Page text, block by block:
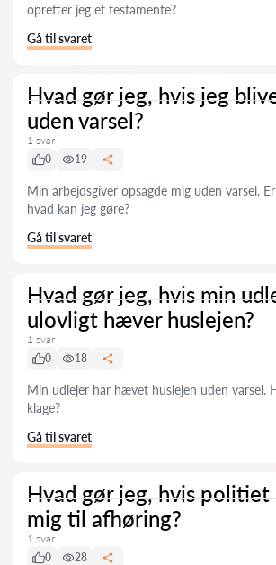
opretter jeg et testamente?
Gå til svaret
Hvad gør jeg, hvis jeg
uden varsel?
1 svar
0
19
Min arbejdsgiver opsagde mig uden varsel.
hvad kan jeg gøre?
Gå til svaret
Hvad gør jeg, hvis min
ulovligt hæver huslejen?
1 svar
0
18
Min udlejer har hævet huslejen uden varsel.
klage?
Gå til svaret
Hvad gør jeg, hvis politiet
mig til afhøring?
1 svar
0
28